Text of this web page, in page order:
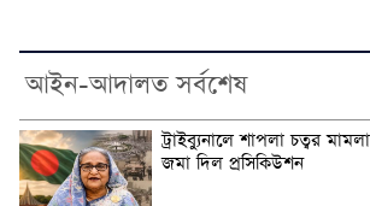
আইন-আদালত সর্বশেষ
ট্রাইব্যুনালে শাপলা চত্বর
জমা দিল প্রসিকিউশন